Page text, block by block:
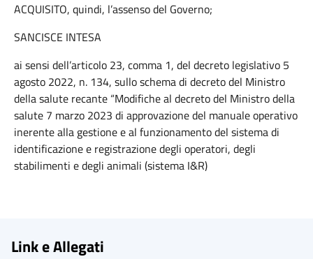
ACQUISITO, quindi, l’assenso del Governo;
SANCISCE INTESA
ai sensi dell’articolo 23, comma 1, del decreto legislativo 5
agosto 2022, n. 134, sullo schema di decreto del Ministro
della salute recante “Modifiche al decreto del Ministro della
salute 7 marzo 2023 di approvazione del manuale operativo
inerente alla gestione e al funzionamento del sistema di
identificazione e registrazione degli operatori, degli
stabilimenti e degli animali (sistema I&R)
Link e Allegati